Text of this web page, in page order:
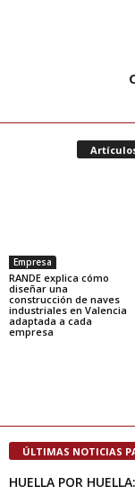
Empresa
RANDE explica cómo
diseñar una
construcción de naves
industriales en Valencia
adaptada a cada
empresa
ÚLTIMAS NOTICIAS
HUELLA POR